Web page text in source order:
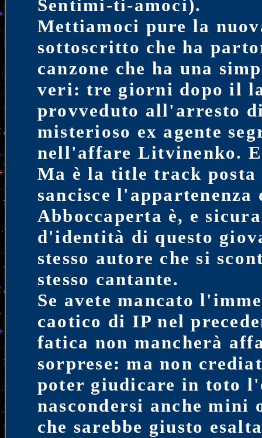
Sentimi-ti-amoci).
Mettiamoci pure la
sottoscritto che ha
canzone che ha una
veri: tre giorni dopo il
provveduto all'arresto
misterioso ex agente
nell'affare Litvinenko.
Ma è la title track posta
sancisce
Abboccaperta è, e
d'identità di questo
stesso autore che si
stesso cantante.
Se avete mancato
caotico di IP nel
fatica non mancherà
sorprese: ma non
poter giudicare in toto
nascondersi anche mini
che sarebbe giusto